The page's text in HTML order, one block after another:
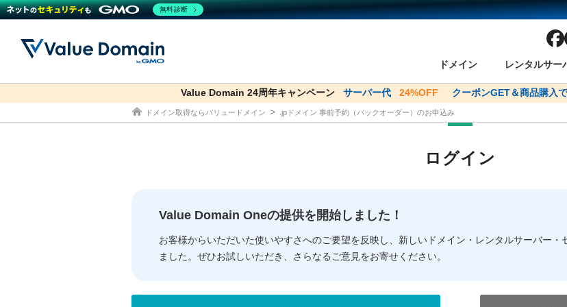
ドメイン
ドメイン ドメイン検索
ドメイン一括検索
人気ドメインの種類 WHOIS検索
レンタルサー
レンタルサーバー コアサーバー
セキュリティ Value Domain ネットde診断
サービス お得意様割引
バリュードメインAPI
従来のバリュードメインをご利用希望の方 おすすめ One レン
以
従来のバリュードメインをご利用希望の方 おすすめ One レン
Value Domain 24周年キャンペーン サーバー代 24%OFF クーポンGET＆商品購入で
co.jpドメイン✕コアサーバーV2ビジネス応援キャンペーン サーバ
ドメイン取得ならバリュードメイン .jpドメイン 事前予約（バックオーダー）のお申込み
ログイン
Value Domain Oneの提供を開始しました！
お客様からいただいた使いやすさへのご要望を反映し、新しいドメイン・レンタルサーバー・
ました。ぜひお試しいただき、さらなるご意見をお寄せください。
無料診断